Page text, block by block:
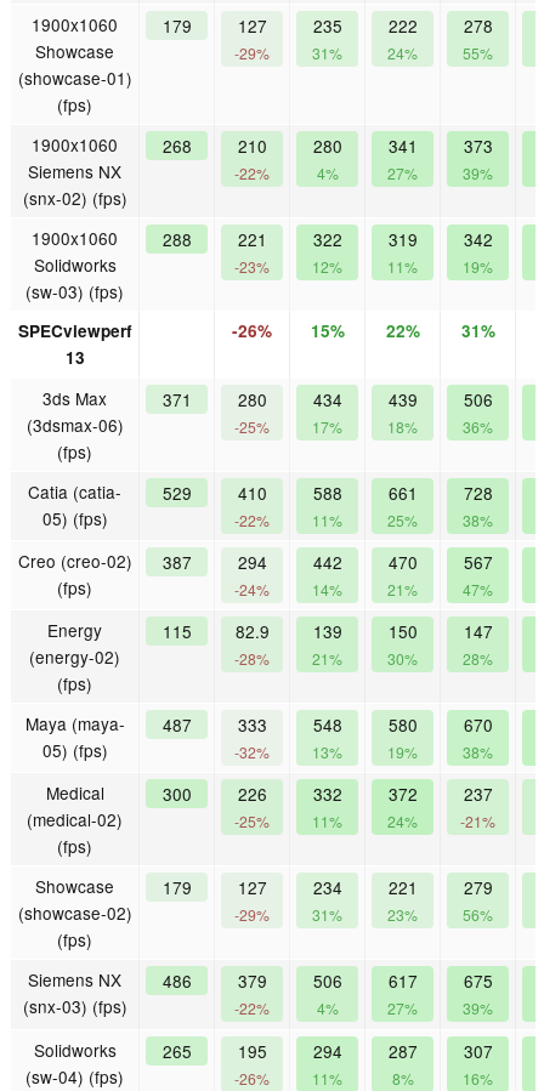
1900x1060
Showcase
(showcase-01)
(fps)
179 127
-29%
235
31%
222
24%
278
55%
1900x1060
Siemens NX
(snx-02) (fps)
268 210
-22%
280
4%
341
27%
373
39%
1900x1060
Solidworks
(sw-03) (fps)
288 221
-23%
322
12%
319
11%
342
19%
SPECviewperf
13
-26% 15% 22% 31%
3ds Max
(3dsmax-06)
(fps)
371 280
-25%
434
17%
439
18%
506
36%
Catia (catia-
05) (fps)
529 410
-22%
588
11%
661
25%
728
38%
Creo (creo-02)
(fps)
387 294
-24%
442
14%
470
21%
567
47%
Energy
(energy-02)
(fps)
115 82.9
-28%
139
21%
150
30%
147
28%
Maya (maya-
05) (fps)
487 333
-32%
548
13%
580
19%
670
38%
Medical
(medical-02)
(fps)
300 226
-25%
332
11%
372
24%
237
-21%
Showcase
(showcase-02)
(fps)
179 127
-29%
234
31%
221
23%
279
56%
Siemens NX
(snx-03) (fps)
486 379
-22%
506
4%
617
27%
675
39%
Solidworks
(sw-04) (fps)
265 195
-26%
294
11%
287
8%
307
16%